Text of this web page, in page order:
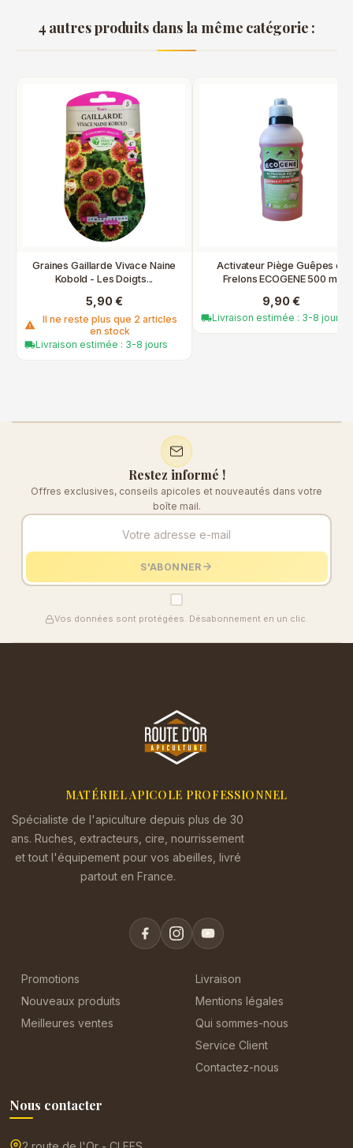
4 autres produits dans la même catégorie :
Graines Gaillarde Vivace Naine
Kobold - Les Doigts...
5,90 €
warning
Il ne reste plus que 2 articles
en stock
local_shippingLivraison estimée : 3-8 jours
Activateur Piège Guêpes et
Frelons ECOGENE 500 ml
9,90 €
local_shippingLivraison estimée : 3-8 jours
Restez informé !
Offres exclusives, conseils apicoles et nouveautés dans votre
boîte mail.
S'ABONNER
Vos données sont protégées. Désabonnement en un clic.
MATÉRIEL APICOLE PROFESSIONNEL
Spécialiste de l'apiculture depuis plus de 30
ans. Ruches, extracteurs, cire, nourrissement
et tout l'équipement pour vos abeilles, livré
partout en France.
Promotions
Nouveaux produits
Meilleures ventes
Livraison
Mentions légales
Qui sommes-nous
Service Client
Contactez-nous
Nous contacter